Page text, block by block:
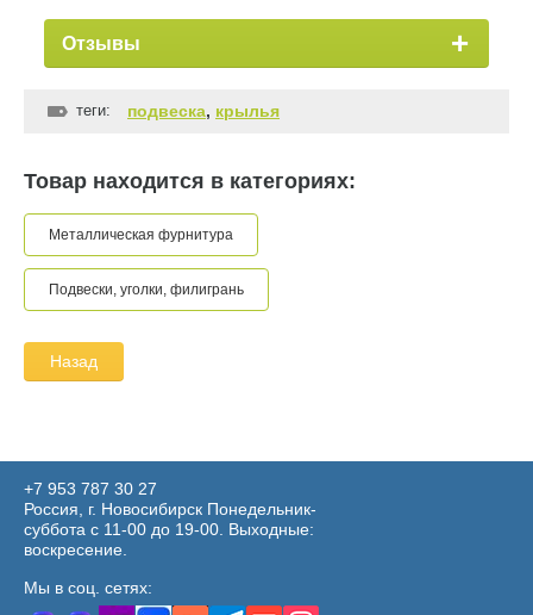
Отзывы
теги: подвеска, крылья
Товар находится в категориях:
Металлическая фурнитура
Подвески, уголки, филигрань
Назад
+7 953 787 30 27
Россия, г. Новосибирск Понедельник-
суббота с 11-00 до 19-00. Выходные:
воскресение.
Мы в соц. сетях: